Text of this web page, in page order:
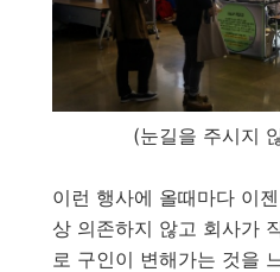
(눈길을 주시지
이런 행사에 올때마다 이
상 의존하지 않고 회사가
로 구인이 변해가는 것을